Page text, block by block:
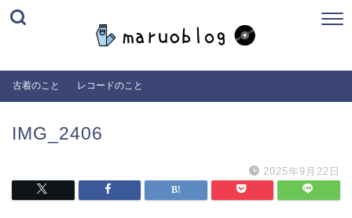
古着のこと レコードのこと
IMG_2406
2025年9月22日